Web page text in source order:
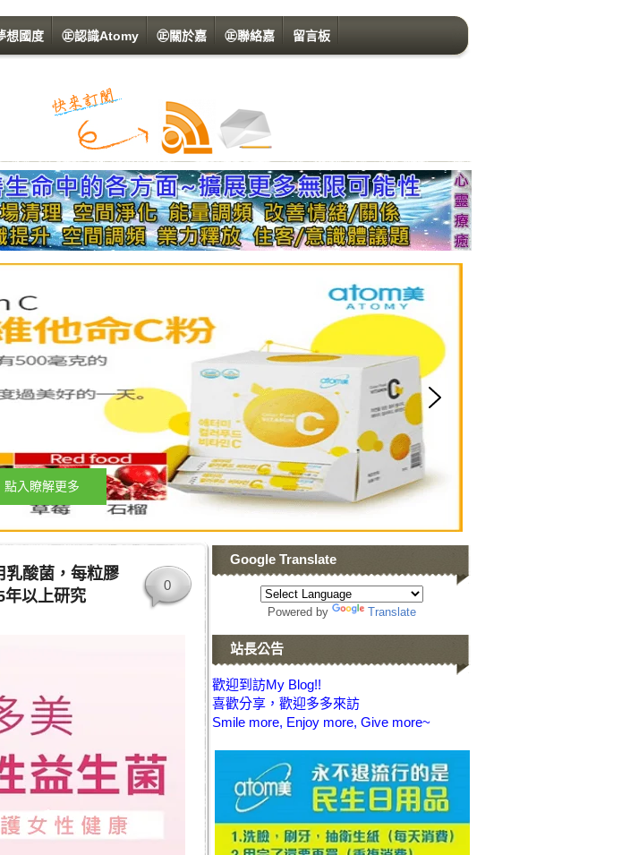
想國度 ㊣認識Atomy ㊣關於嘉 ㊣聯絡嘉 留言板
點入瞭解更多
乳酸菌，每粒膠
年以上研究
0
Google Translate
Powered by Translate
站長公告
歡迎到訪My Blog!!
喜歡分享，歡迎多多來訪
Smile more, Enjoy more, Give more~